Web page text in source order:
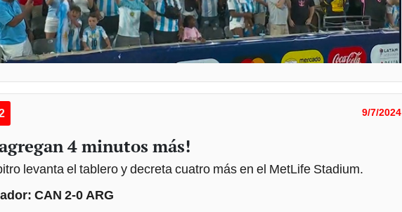
9/7/2024
agregan 4 minutos más!
levanta el tablero y decreta cuatro más en el MetLife Stadium.
CAN 2-0 ARG